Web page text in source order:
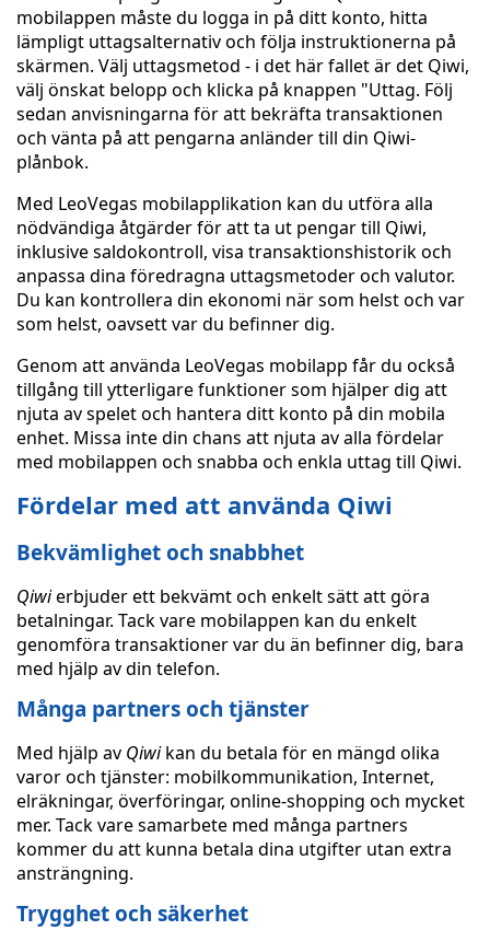
mobilappen måste du logga in på ditt konto, hitta
lämpligt uttagsalternativ och följa instruktionerna på
skärmen. Välj uttagsmetod - i det här fallet är det Qiwi,
välj önskat belopp och klicka på knappen "Uttag. Följ
sedan anvisningarna för att bekräfta transaktionen
och vänta på att pengarna anländer till din Qiwi-
plånbok.
Med LeoVegas mobilapplikation kan du utföra alla
nödvändiga åtgärder för att ta ut pengar till Qiwi,
inklusive saldokontroll, visa transaktionshistorik och
anpassa dina föredragna uttagsmetoder och valutor.
Du kan kontrollera din ekonomi när som helst och var
som helst, oavsett var du befinner dig.
Genom att använda LeoVegas mobilapp får du också
tillgång till ytterligare funktioner som hjälper dig att
njuta av spelet och hantera ditt konto på din mobila
enhet. Missa inte din chans att njuta av alla fördelar
med mobilappen och snabba och enkla uttag till Qiwi.
Fördelar med att använda Qiwi
Bekvämlighet och snabbhet
Qiwierbjuder ett bekvämt och enkelt sätt att göra
betalningar. Tack vare mobilappen kan du enkelt
genomföra transaktioner var du än befinner dig, bara
med hjälp av din telefon.
Många partners och tjänster
Med hjälp av Qiwikan du betala för en mängd olika
varor och tjänster: mobilkommunikation, Internet,
elräkningar, överföringar, online-shopping och mycket
mer. Tack vare samarbete med många partners
kommer du att kunna betala dina utgifter utan extra
ansträngning.
Trygghet och säkerhet